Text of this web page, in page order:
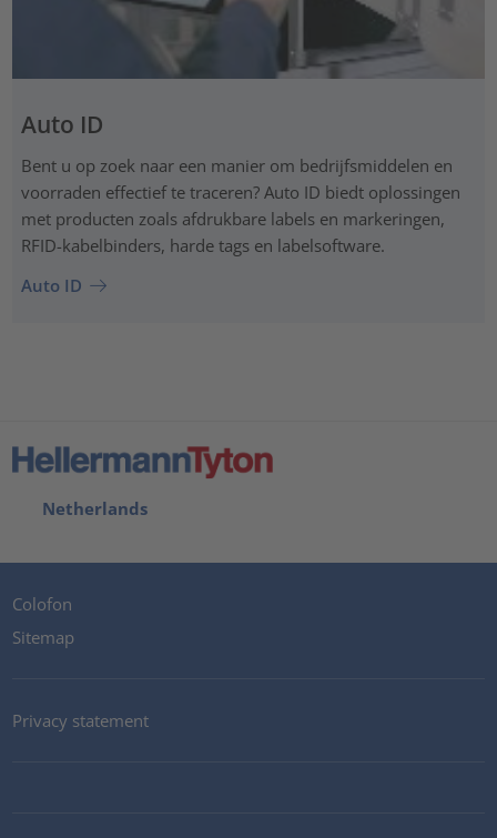
Auto ID
Bent u op zoek naar een manier om bedrijfsmiddelen en
voorraden effectief te traceren? Auto ID biedt oplossingen
met producten zoals afdrukbare labels en markeringen,
RFID-kabelbinders, harde tags en labelsoftware.
Auto ID
Netherlands
Colofon
Sitemap
Privacy statement